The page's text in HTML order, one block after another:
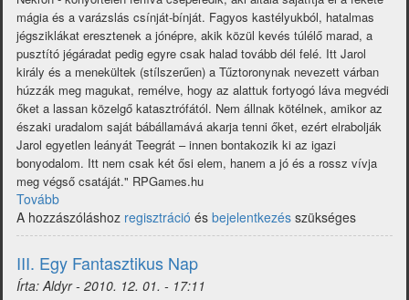
mágia és a varázslás csínját-bínját. Fagyos kastélyukból, hatalmas
jégsziklákat eresztenek a jónépre, akik közül kevés túlélő marad, a
pusztító jégáradat pedig egyre csak halad tovább dél felé. Itt Jarol
király és a menekültek (stílszerűen) a Tűztoronynak nevezett várban
húzzák meg magukat, remélve, hogy az alattuk fortyogó láva megvédi
őket a lassan közelgő katasztrófától. Nem állnak kötélnek, amikor az
északi uradalom saját bábállamává akarja tenni őket, ezért elrabolják
Jarol egyetlen leányát Teegrát – innen bontakozik ki az igazi
bonyodalom. Itt nem csak két ősi elem, hanem a jó és a rossz vívja
meg végső csatáját." RPGames.hu
Tovább
és
Jég
(Rodriguez,
Baksi,
Frazetta...))
A hozzászóláshoz regisztráció és bejelentkezés szükséges
III. Egy Fantasztikus Nap
Írta:Aldyr- 2010. 12. 01. - 17:11